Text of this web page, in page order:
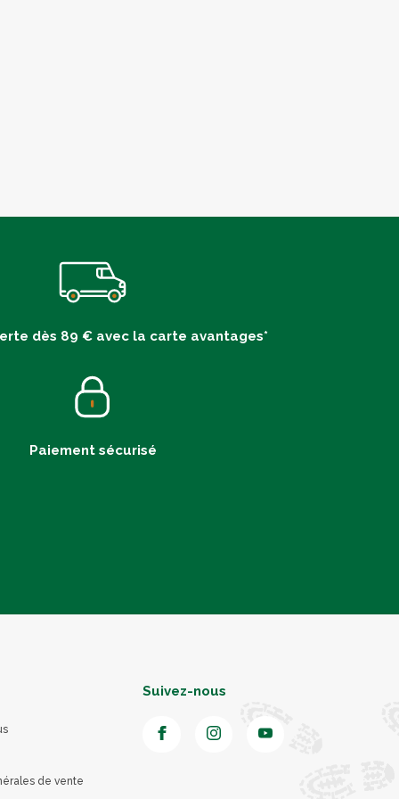
dès 89 € avec la carte avantages*
Paiement sécurisé
de vente
Suivez-nous